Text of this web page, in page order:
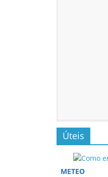
Úteis
METEO